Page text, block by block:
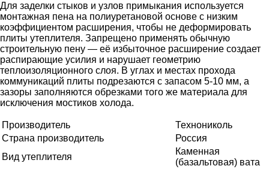
Для заделки стыков и узлов примыкания используется
монтажная пена на полиуретановой основе с низким
коэффициентом расширения, чтобы не деформировать
плиты утеплителя. Запрещено применять обычную
строительную пену — её избыточное расширение создает
распирающие усилия и нарушает геометрию
теплоизоляционного слоя. В углах и местах прохода
коммуникаций плиты подрезаются с запасом 5-10 мм, а
зазоры заполняются обрезками того же материала для
исключения мостиков холода.
Производитель
Технониколь
Страна производитель
Россия
Вид утеплителя
Каменная
(базальтовая) вата